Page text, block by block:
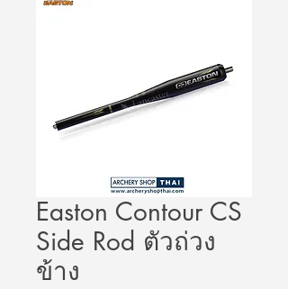
Easton Contour CS
Side Rod ตัวถ่วง
ข้าง